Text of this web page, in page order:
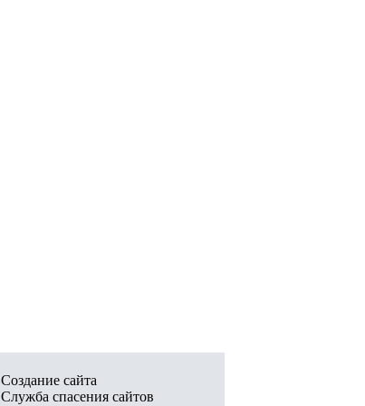
Создание сайта
Служба спасения сайтов